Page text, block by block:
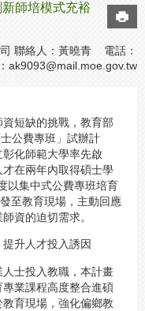
師培模式充裕
聯絡人：黃曉青 電話：
ak9093@mail.moe.gov.tw
短缺的挑戰，教育部
公費專班」試辦計
化師範大學率先啟
在兩年內取得碩士學
以集中式公費專班培育
至教育現場，主動回應
資的迫切需求。
升人才投入誘因
士投入教職，本計畫
業課程高度整合進碩
育現場，強化偏鄉教